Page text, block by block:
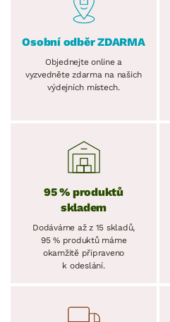
Osobní odběr ZDARMA
Objednejte online a
vyzvedněte zdarma na našich
výdejních místech.
95 % produktů
skladem
Dodáváme až z 15 skladů,
95 % produktů máme
okamžitě připraveno
k odeslání.